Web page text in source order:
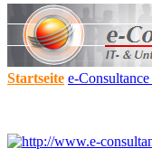
Startseite e-Consultance